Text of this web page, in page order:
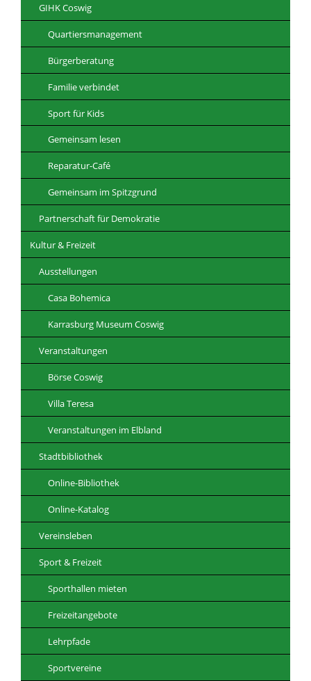
GIHK Coswig
Quartiersmanagement
Bürgerberatung
Familie verbindet
Sport für Kids
Gemeinsam lesen
Reparatur-Café
Gemeinsam im Spitzgrund
Partnerschaft für Demokratie
Kultur & Freizeit
Ausstellungen
Casa Bohemica
Karrasburg Museum Coswig
Veranstaltungen
Börse Coswig
Villa Teresa
Veranstaltungen im Elbland
Stadtbibliothek
Online-Bibliothek
Online-Katalog
Vereinsleben
Sport & Freizeit
Sporthallen mieten
Freizeitangebote
Lehrpfade
Sportvereine